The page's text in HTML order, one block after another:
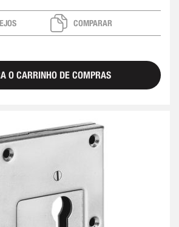
COMPARAR
O CARRINHO DE COMPRAS